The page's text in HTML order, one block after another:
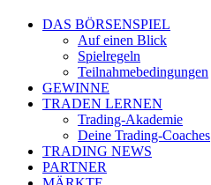
DAS BÖRSENSPIEL
Auf einen Blick
Spielregeln
Teilnahmebedingungen
GEWINNE
TRADEN LERNEN
Trading-Akademie
Deine Trading-Coaches
TRADING NEWS
PARTNER